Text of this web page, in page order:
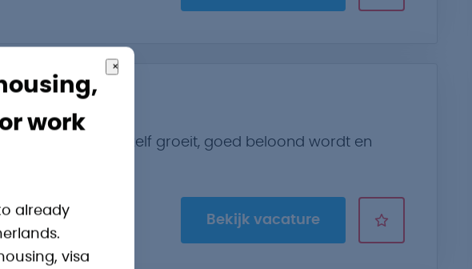
×
work
already
visa
En dit terwijl je zelf groeit, goed beloond wordt en
Bekijk vacature